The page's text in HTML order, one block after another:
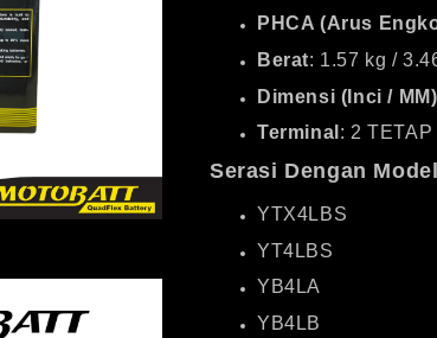
PHCA (Arus
Berat: 1.57 kg /
Dimensi (Inci / MM)
Terminal : 2 TETAP
Serasi Dengan
YTX4LBS
YT4LBS
YB4LA
YB4LB